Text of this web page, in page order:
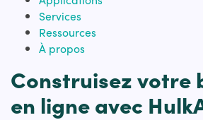
Services
Ressources
À propos
Construisez votre
en ligne avec